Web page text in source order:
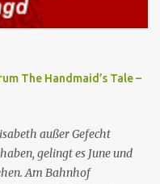
mit ihrem Buch „Der
Gilead gilt und einen
und andere Mägde werden
vorstellt. June nutzt die
zu sprechen, ...
The Handmaid’s Tale –
außer Gefecht
gelingt es June und
Am Bahnhof